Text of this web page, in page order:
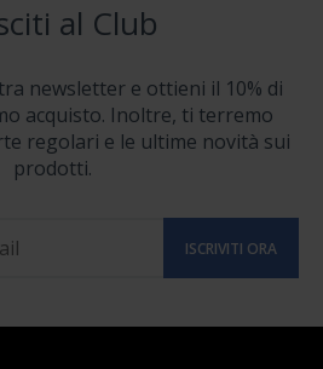
al Club
newsletter e ottieni il 10% di
acquisto. Inoltre, ti terremo
regolari e le ultime novità sui
prodotti.